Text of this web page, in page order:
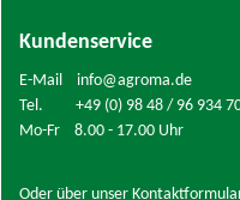
Kundenservice
E-Mail info@agroma.de
Tel. +49 (0) 98 48 / 96 934
Mo-Fr 8.00 - 17.00 Uhr
Oder über unser